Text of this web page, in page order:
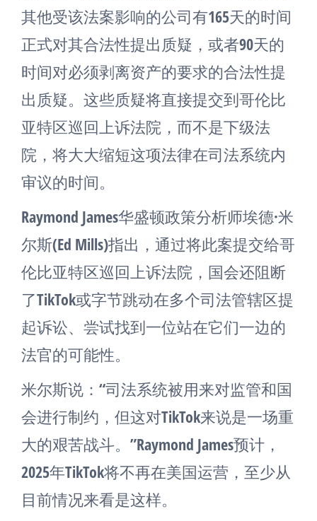
其他受该法案影响的公司有165天的时间
正式对其合法性提出质疑，或者90天的
时间对必须剥离资产的要求的合法性提
出质疑。这些质疑将直接提交到哥伦比
亚特区巡回上诉法院，而不是下级法
院，将大大缩短这项法律在司法系统内
审议的时间。
Raymond James华盛顿政策分析师埃德·米
尔斯(Ed Mills)指出，通过将此案提交给哥
伦比亚特区巡回上诉法院，国会还阻断
了TikTok或字节跳动在多个司法管辖区提
起诉讼、尝试找到一位站在它们一边的
法官的可能性。
米尔斯说：“司法系统被用来对监管和国
会进行制约，但这对TikTok来说是一场重
大的艰苦战斗。”Raymond James预计，
2025年TikTok将不再在美国运营，至少从
目前情况来看是这样。